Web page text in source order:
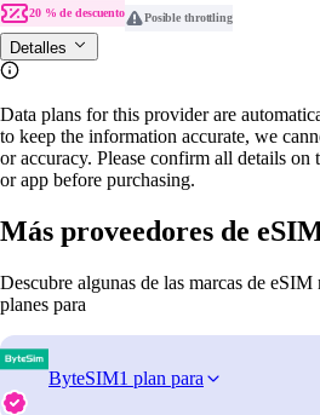
20 % de descuento Posible throttling
Detalles
Data plans for this provider are
to keep the information accurate, we
or accuracy. Please confirm all details
or app before purchasing.
Más proveedores de
Descubre algunas de las marcas de eSIM
planes para
ByteSIM1 plan para